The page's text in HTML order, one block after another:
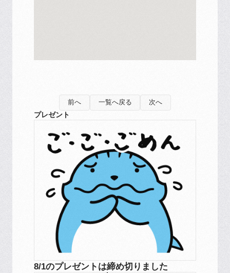
前へ 一覧へ戻る 次へ
プレゼント
8/1のプレゼントは締め切りました